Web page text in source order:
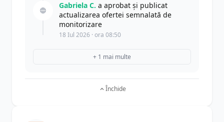
Gabriela C. a aprobat și publicat
actualizarea ofertei semnalată de
monitorizare
18 Iul 2026 · ora 08:50
+ 1 mai multe
Închide